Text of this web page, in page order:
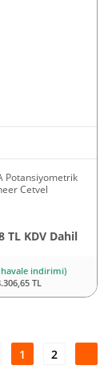
Potansiyometrik
Cetvel
TL KDV Dahil
havale indirimi)
TL
1 2